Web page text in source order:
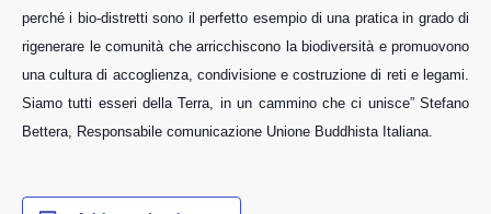
perché i bio-distretti sono il perfetto esempio di una pratica in grado di
rigenerare le comunità che arricchiscono la biodiversità e promuovono
una cultura di accoglienza, condivisione e costruzione di reti e legami.
Siamo tutti esseri della Terra, in un cammino che ci unisce” Stefano
Bettera, Responsabile comunicazione Unione Buddhista Italiana.